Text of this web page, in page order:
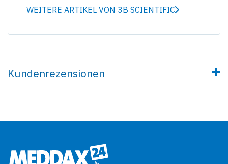
WEITERE ARTIKEL VON 3B SCIENTIFIC
Kundenrezensionen